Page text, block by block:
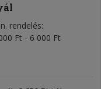
rendelés
Ft - 6 000 Ft